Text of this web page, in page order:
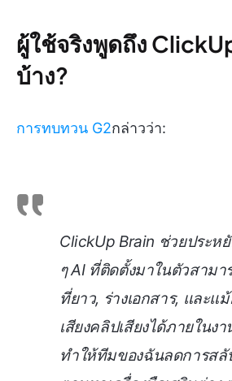
ผู้ใช้จริงพูดถึง
บ้าง?
การทบทวน G2กล่าวว่า:
ClickUp Brain ช่วยประหยั
ๆ AI ที่ติดตั้งมาในตัวสาม
ที่ยาว, ร่างเอกสาร, และแ
เสียงคลิปเสียงได้ภายในงา
ทำให้ทีมของฉันลดการสลั